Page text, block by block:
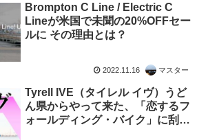
Brompton C Line / Electric C
Lineが米国で未聞の20%OFFセー
ルに その理由とは？
2022.11.16 マスター
Tyrell IVE（タイレル イヴ）うど
ん県からやって来た、「恋するフ
ォールディング・バイク」に刮目